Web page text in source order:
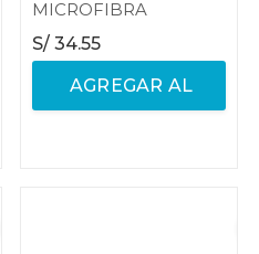
MICROFIBRA
S/ 34.55
AGREGAR AL